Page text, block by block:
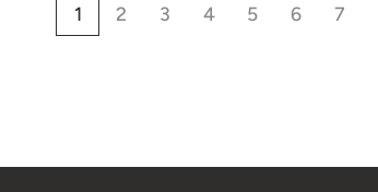
1 2 3 4 5 6 7